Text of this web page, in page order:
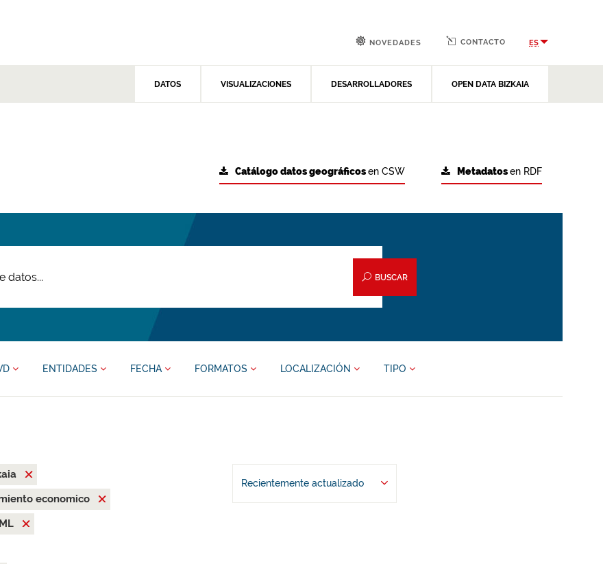
DATOS VISUALIZACIONES DESARROLLADORES OPEN DATA BIZKAIA
NOVEDADES CONTACTO ES
Metadatosen RDF
Catálogo datos geográficosen CSW
BUSCAR
ENTIDADES FECHA FORMATOS LOCALIZACIÓN TIPO
economico
Recientemente actualizado